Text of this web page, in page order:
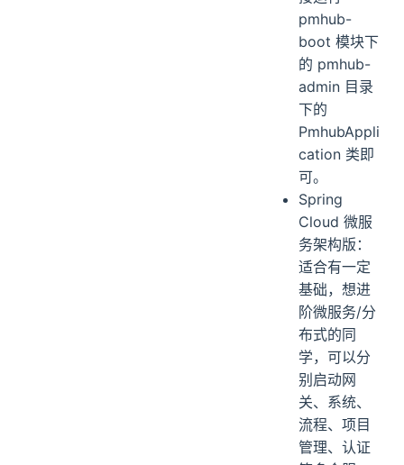
pmhub-
boot 模块下
的 pmhub-
admin 目录
下的
PmhubAppli
cation 类即
可。
Spring
Cloud 微服
务架构版：
适合有一定
基础，想进
阶微服务/分
布式的同
学，可以分
别启动网
关、系统、
流程、项目
管理、认证